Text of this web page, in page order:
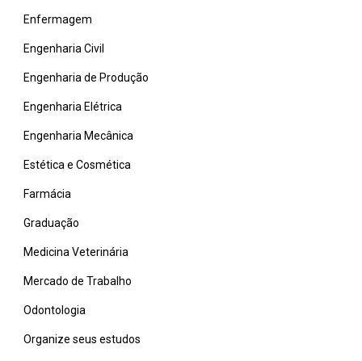
Enfermagem
Engenharia Civil
Engenharia de Produção
Engenharia Elétrica
Engenharia Mecânica
Estética e Cosmética
Farmácia
Graduação
Medicina Veterinária
Mercado de Trabalho
Odontologia
Organize seus estudos